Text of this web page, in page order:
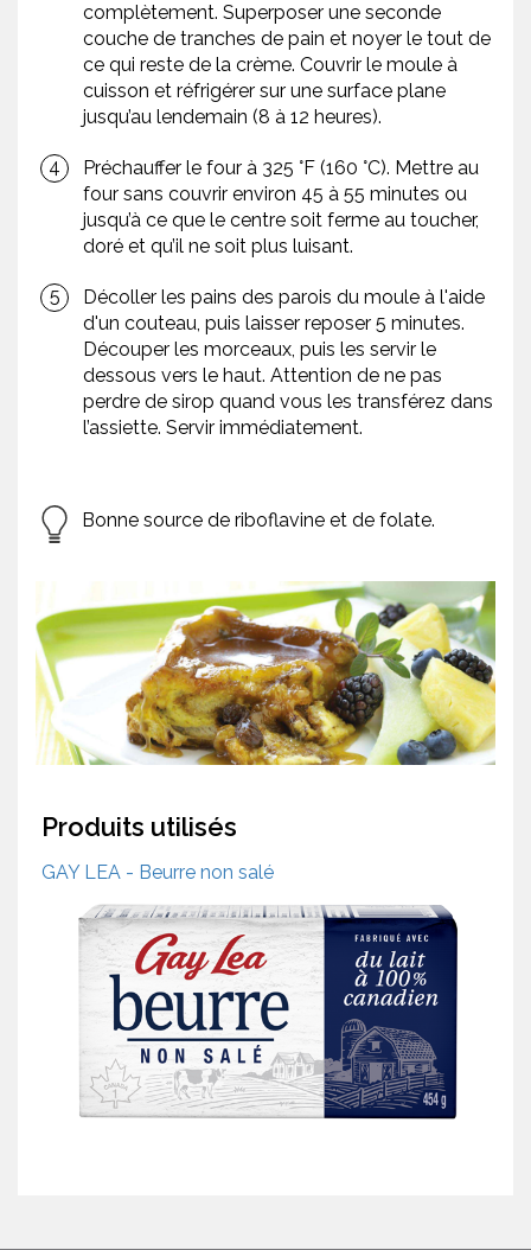
complètement. Superposer une seconde
couche de tranches de pain et noyer le tout de
ce qui reste de la crème. Couvrir le moule à
cuisson et réfrigérer sur une surface plane
jusqu’au lendemain (8 à 12 heures).
Préchauffer le four à 325 °F (160 °C). Mettre au
four sans couvrir environ 45 à 55 minutes ou
jusqu’à ce que le centre soit ferme au toucher,
doré et qu’il ne soit plus luisant.
Décoller les pains des parois du moule à l'aide
d'un couteau, puis laisser reposer 5 minutes.
Découper les morceaux, puis les servir le
dessous vers le haut. Attention de ne pas
perdre de sirop quand vous les transférez dans
l’assiette. Servir immédiatement.
Bonne source de riboflavine et de folate.
Produits utilisés
GAY LEA - Beurre non salé